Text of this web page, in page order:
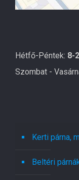
Hétfő-Péntek: 8-
Szombat -
Kerti párna,
Beltéri